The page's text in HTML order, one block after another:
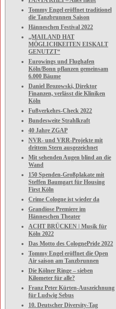
Tommy Engel eröffnet traditionel
die Tanzbrunnen Saison
Hänneschen Festival 2022
„MAILAND HAT
MÖGLICHKEITEN EISKALT
GENUTZT“
Eurowings und Flughafen
Köln/Bonn pflanzen gemeinsam
6.000 Bäume
Daniel Brozowski, Direktor
Finanzen, verlässt die Kliniken
Köln
Fußverkehrs-Check 2022
Bundesweite Strahlkraft
40 Jahre ZGAP
NVR- und VRR-Projekte mit
drittem Stern ausgezeichnet
Mit sehenden Augen blind an die
Wand
150 Spenden-Großplakate mit
Steffen Baumgart für Housing
First Köln
Crime Cologne ist wieder da
Grandiose Premiere im
Hänneschen Theater
ACHT BRÜCKEN | Musik für
Köln 2022
Das Motto des ColognePride 2022
Tommy Engel eröffnet die Open
Air saison am Tanzbrunnen
Die Kölner Ringe – sieben
Kilometer für alle?
Franz Peter Kürten-Auszeichnung
für Ludwig Sebus
10. Deutscher Diversity-Tag